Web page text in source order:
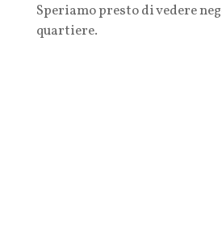
Speriamo presto di vedere
quartiere.